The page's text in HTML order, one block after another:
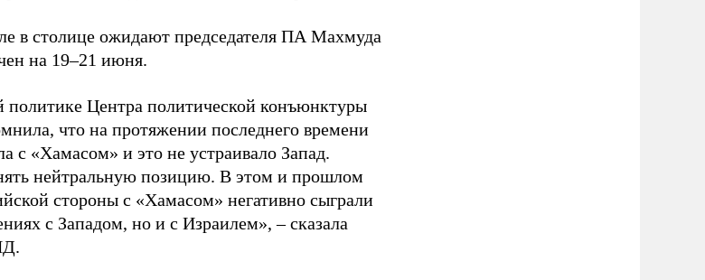
в столице ожидают председателя ПА Махмуда
на 19–21 июня.
политике Центра политической конъюнктуры
что на протяжении последнего времени
с «Хамасом» и это не устраивало Запад.
нейтральную позицию. В этом и прошлом
стороны с «Хамасом» негативно сыграли
с Западом, но и с Израилем», – сказала